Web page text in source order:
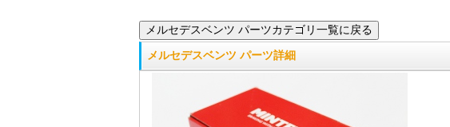
メルセデスベンツ パーツ詳細